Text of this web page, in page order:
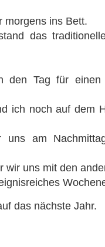
morgens ins Bett.
das
den Tag für
ich noch auf dem
uns am
wir uns mit den
das nächste Jahr.